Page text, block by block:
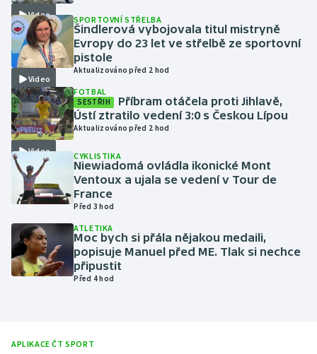
Krasobruslení
Lezení
Lyže a snowboard
Moderní pětiboj
Motorsport
Olympijské hry
Parasport
Plavání
Video
Video
SPORTOVNÍ STŘELBA
Šindlerová vybojovala titul mistryně
Evropy do 23 let ve střelbě ze sportovní
pistole
Aktualizováno před 2 hod
Video
FOTBAL
SESTŘIH
Příbram otáčela proti Jihlavě,
Ústí ztratilo vedení 3:0 s Českou Lípou
Aktualizováno před 2 hod
CYKLISTIKA
Niewiadomá ovládla ikonické Mont
Ventoux a ujala se vedení v Tour de
France
Před 3 hod
ATLETIKA
Moc bych si přála nějakou medaili,
popisuje Manuel před ME. Tlak si nechce
připustit
Před 4 hod
APLIKACE ČT SPORT